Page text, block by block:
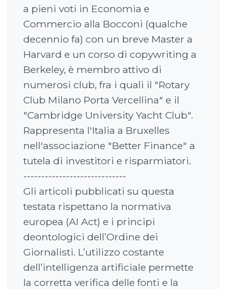
a pieni voti in Economia e
Commercio alla Bocconi (qualche
decennio fa) con un breve Master a
Harvard e un corso di copywriting a
Berkeley, è membro attivo di
numerosi club, fra i quali il "Rotary
Club Milano Porta Vercellina" e il
"Cambridge University Yacht Club".
Rappresenta l'Italia a Bruxelles
nell'associazione "Better Finance" a
tutela di investitori e risparmiatori.
-----------------------------
Gli articoli pubblicati su questa
testata rispettano la normativa
europea (AI Act) e i principi
deontologici dell’Ordine dei
Giornalisti. L’utilizzo costante
dell’intelligenza artificiale permette
la corretta verifica delle fonti e la